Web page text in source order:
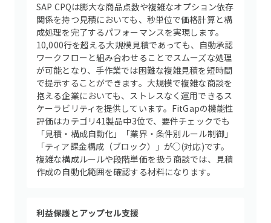
SAP CPQは膨大な商品点数や複雑なオプション依存
関係を持つ見積においても、秒単位で価格計算と構
成処理を完了するパフォーマンスを実現します。
10,000行を超える大規模見積であっても、自動承認
ワークフローと組み合わせることでスムーズな処理
が可能となり、手作業では困難な複雑見積を短時間
で提示することができます。大規模で複雑な商談を
抱える企業においても、ストレスなく運用できるス
ケーラビリティを提供しています。FitGapの機能性
評価はカテゴリ41製品中3位で、要件チェックでも
「見積・構成自動化」「業界・条件別ルール制御」
「ティア課金構成（ブロック）」が○(対応)です。
複雑な構成ルールや段階単価を扱う商談では、見積
作成の自動化範囲を確認する材料になります。
利益保護とアップセル支援